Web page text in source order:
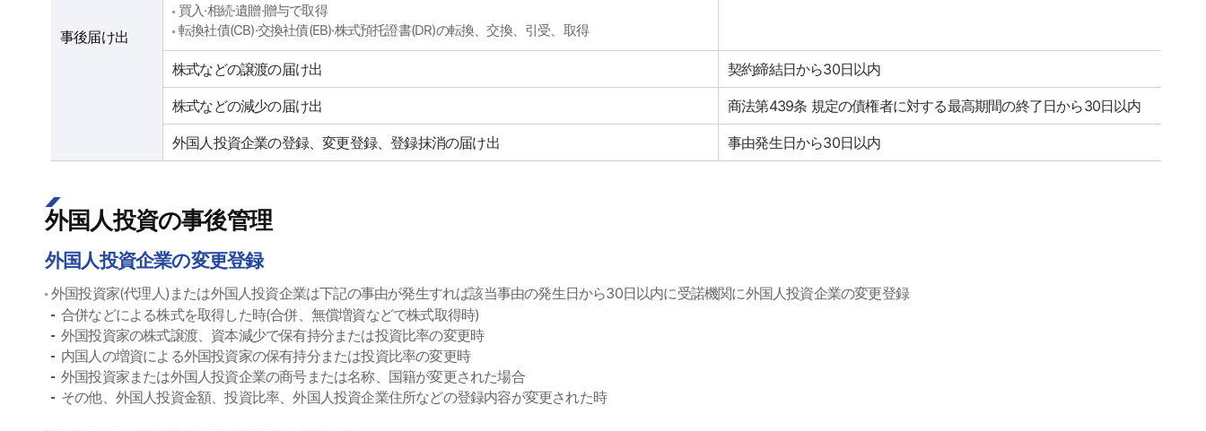
事後届け出
買入·相続·遺贈·贈与で取得
転換社債(CB)·交換社債(EB)·株式預托證書(DR)の転換、交換、引受、取得
株式などの譲渡の届け出 契約締結日から30日以内
株式などの減少の届け出 商法第439条 規定の債権者に対する最高期間の終了日から30日以内
外国人投資企業の登録、変更登録、登録抹消の届け出 事由発生日から30日以内
外国人投資の事後管理
外国人投資企業の変更登録
外国投資家(代理人)または外国人投資企業は下記の事由が発生すれば該当事由の発生日から30日以内に受諾機関に外国人投資企業の変更登録
合併などによる株式を取得した時(合併、無償増資などで株式取得時)
外国投資家の株式譲渡、資本減少で保有持分または投資比率の変更時
内国人の増資による外国投資家の保有持分または投資比率の変更時
外国投資家または外国人投資企業の商号または名称、国籍が変更された場合
その他、外国人投資金額、投資比率、外国人投資企業住所などの登録内容が変更された時